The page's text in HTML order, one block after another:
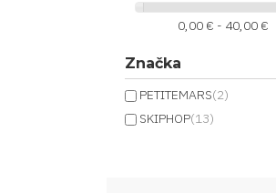
0,00 € - 40,00 €
Značka
PETITEMARS(2)
SKIPHOP(13)